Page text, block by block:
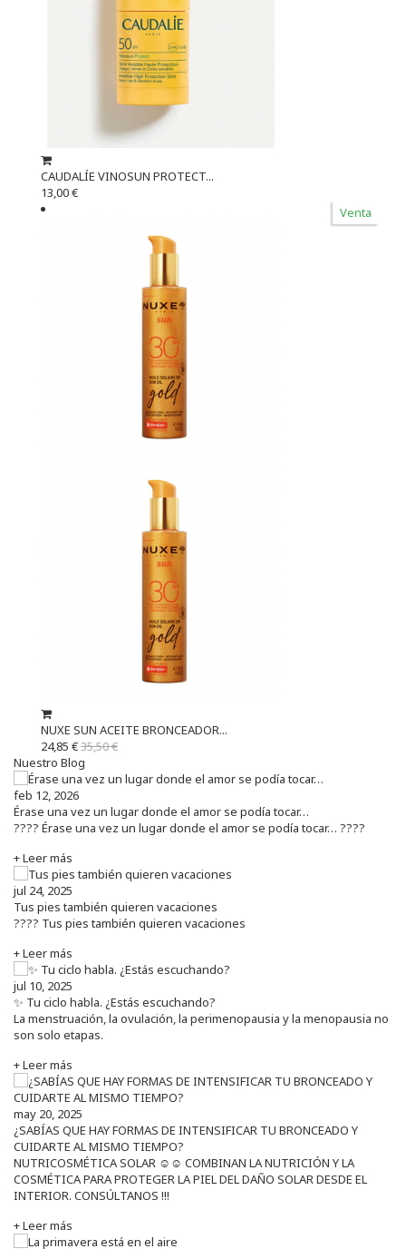
CAUDALÍE VINOSUN PROTECT...
13,00 €
Venta
NUXE SUN ACEITE BRONCEADOR...
24,85 €35,50 €
Nuestro Blog
feb 12, 2026
Érase una vez un lugar donde el amor se podía tocar…
???? Érase una vez un lugar donde el amor se podía tocar… ????
+ Leer más
jul 24, 2025
Tus pies también quieren vacaciones
???? Tus pies también quieren vacaciones
+ Leer más
jul 10, 2025
✨ Tu ciclo habla. ¿Estás escuchando?
La menstruación, la ovulación, la perimenopausia y la menopausia no
son solo etapas.
+ Leer más
may 20, 2025
¿SABÍAS QUE HAY FORMAS DE INTENSIFICAR TU BRONCEADO Y
CUIDARTE AL MISMO TIEMPO?
NUTRICOSMÉTICA SOLAR ☺️☺️ COMBINAN LA NUTRICIÓN Y LA
COSMÉTICA PARA PROTEGER LA PIEL DEL DAÑO SOLAR DESDE EL
INTERIOR. CONSÚLTANOS !!!
+ Leer más